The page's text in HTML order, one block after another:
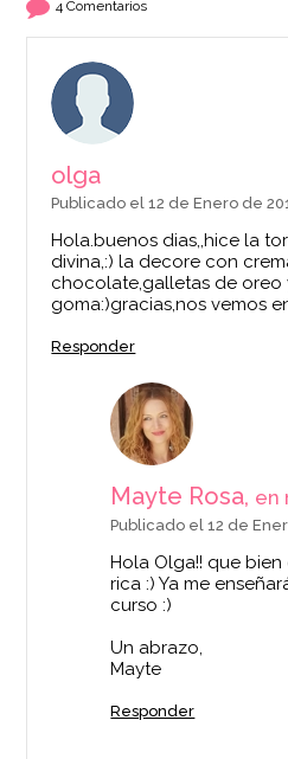
4 Comentarios
olga
Publicado el 12 de Enero de
Hola.buenos dias,,hice la
divina,:) la decore con
chocolate,galletas de oreo
goma:)gracias,nos vemos
Responder
Mayte Rosa, en
Publicado el 12 de
Hola Olga!! que
rica :) Ya me
curso :)
Un abrazo,
Mayte
Responder